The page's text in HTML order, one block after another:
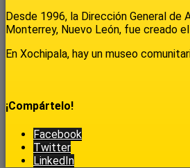
Desde 1996, la Dirección General
Monterrey, Nuevo León, fue creado
En Xochipala, hay un museo
¡Compártelo!
Facebook
Twitter
LinkedIn